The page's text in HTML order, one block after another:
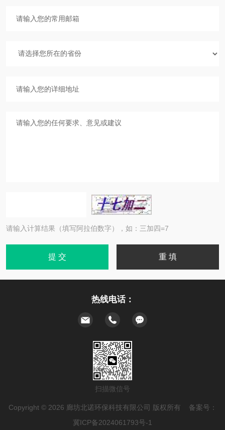
请输入计算结果（填写阿拉伯数字），如：三加四=7
热线电话：
扫描微信号
Copyright © 2026 廊坊北诺环保科技有限公司 版权所有 备案号：
冀ICP备2024061793号-1